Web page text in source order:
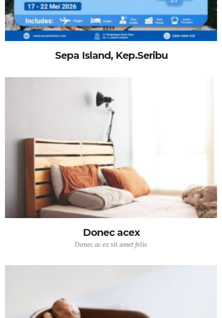
Sepa Island, Kep.Seribu
Donec acex
Donec ac ex sit amet felis